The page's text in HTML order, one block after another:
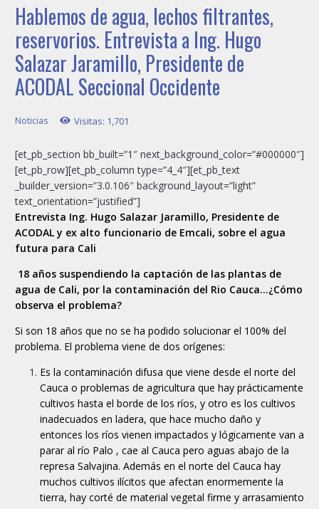
Hablemos de agua, lechos filtrantes,
reservorios. Entrevista a Ing. Hugo
Salazar Jaramillo, Presidente de
ACODAL Seccional Occidente
Noticias Visitas: 1,701
[et_pb_section bb_built=”1″ next_background_color=”#000000″]
[et_pb_row][et_pb_column type=”4_4″][et_pb_text
_builder_version=”3.0.106″ background_layout=”light”
text_orientation=”justified”]
Entrevista Ing. Hugo Salazar Jaramillo, Presidente de
ACODAL y ex alto funcionario de Emcali, sobre el agua
futura para Cali
18 años suspendiendo la captación de las plantas de
agua de Cali, por la contaminación del Rio Cauca…¿Cómo
observa el problema?
Si son 18 años que no se ha podido solucionar el 100% del
problema. El problema viene de dos orígenes:
Es la contaminación difusa que viene desde el norte del
Cauca o problemas de agricultura que hay prácticamente
cultivos hasta el borde de los ríos, y otro es los cultivos
inadecuados en ladera, que hace mucho daño y
entonces los ríos vienen impactados y lógicamente van a
parar al río Palo , cae al Cauca pero aguas abajo de la
represa Salvajina. Además en el norte del Cauca hay
muchos cultivos ilícitos que afectan enormemente la
tierra, hay corté de material vegetal firme y arrasamiento